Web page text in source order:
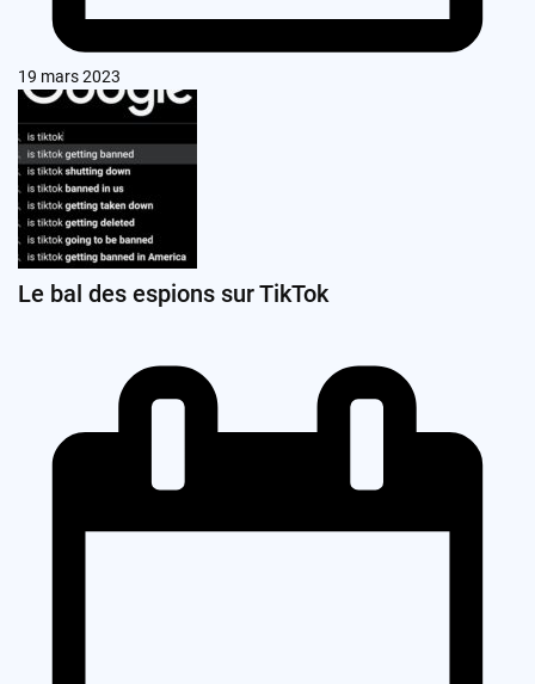
19 mars 2023
Le bal des espions sur TikTok